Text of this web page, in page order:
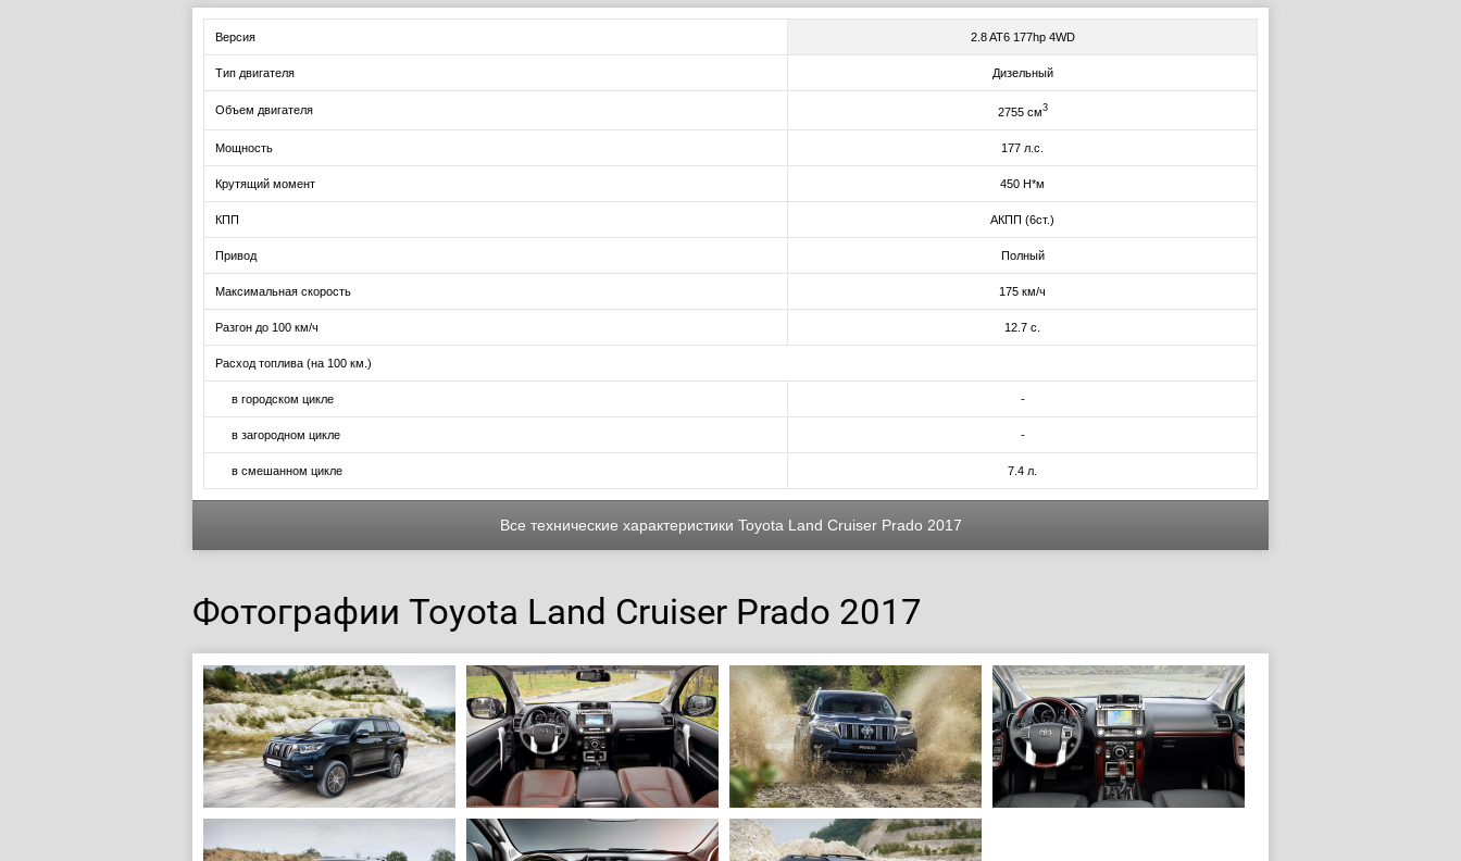
Версия 2.8 AT6 177hp 4WD
Тип двигателя Дизельный
Объем двигателя 2755 см3
Мощность 177 л.с.
Крутящий момент 450 Н*м
КПП АКПП (6ст.)
Привод Полный
Максимальная скорость 175 км/ч
Разгон до 100 км/ч 12.7 с.
Расход топлива (на 100 км.)
в городском цикле -
в загородном цикле -
в смешанном цикле 7.4 л.
Все технические характеристики Toyota Land Cruiser Prado 2017
Фотографии Toyota Land Cruiser Prado 2017